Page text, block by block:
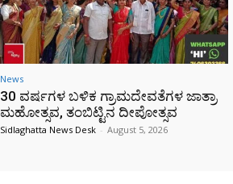
News
30 ವರ್ಷಗಳ ಬಳಿಕ ಗ್ರಾಮದೇವತೆಗಳ ಜಾತ್ರಾ
ಮಹೋತ್ಸವ, ತಂಬಿಟ್ಟಿನ ದೀಪೋತ್ಸವ
Sidlaghatta News Desk - August 5, 2026